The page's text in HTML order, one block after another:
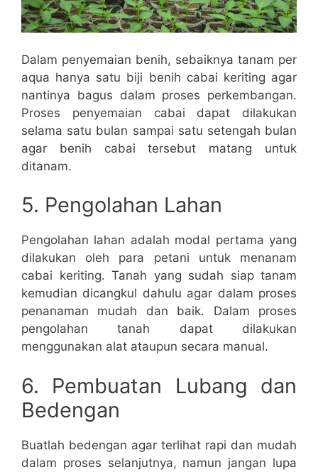
Dalam penyemaian benih, sebaiknya tanam per
aqua hanya satu biji benih cabai keriting agar
nantinya bagus dalam proses perkembangan.
Proses penyemaian cabai dapat dilakukan
selama satu bulan sampai satu setengah bulan
agar benih cabai tersebut matang untuk
ditanam.
5. Pengolahan Lahan
Pengolahan lahan adalah modal pertama yang
dilakukan oleh para petani untuk menanam
cabai keriting. Tanah yang sudah siap tanam
kemudian dicangkul dahulu agar dalam proses
penanaman mudah dan baik. Dalam proses
pengolahan tanah dapat dilakukan
menggunakan alat ataupun secara manual.
6. Pembuatan Lubang dan
Bedengan
Buatlah bedengan agar terlihat rapi dan mudah
dalam proses selanjutnya, namun jangan lupa